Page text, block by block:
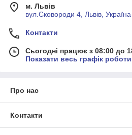
м. Львів
вул.Сковороди 4, Львів, Україна
Контакти
Сьогодні працює з 08:00 до
Показати весь графік роботи
Про нас
Контакти